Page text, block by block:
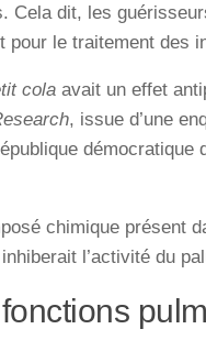
Cela dit, les
le traitement des
cola avait un effet
, issue d’une
démocratique
chimique présent
l’activité du